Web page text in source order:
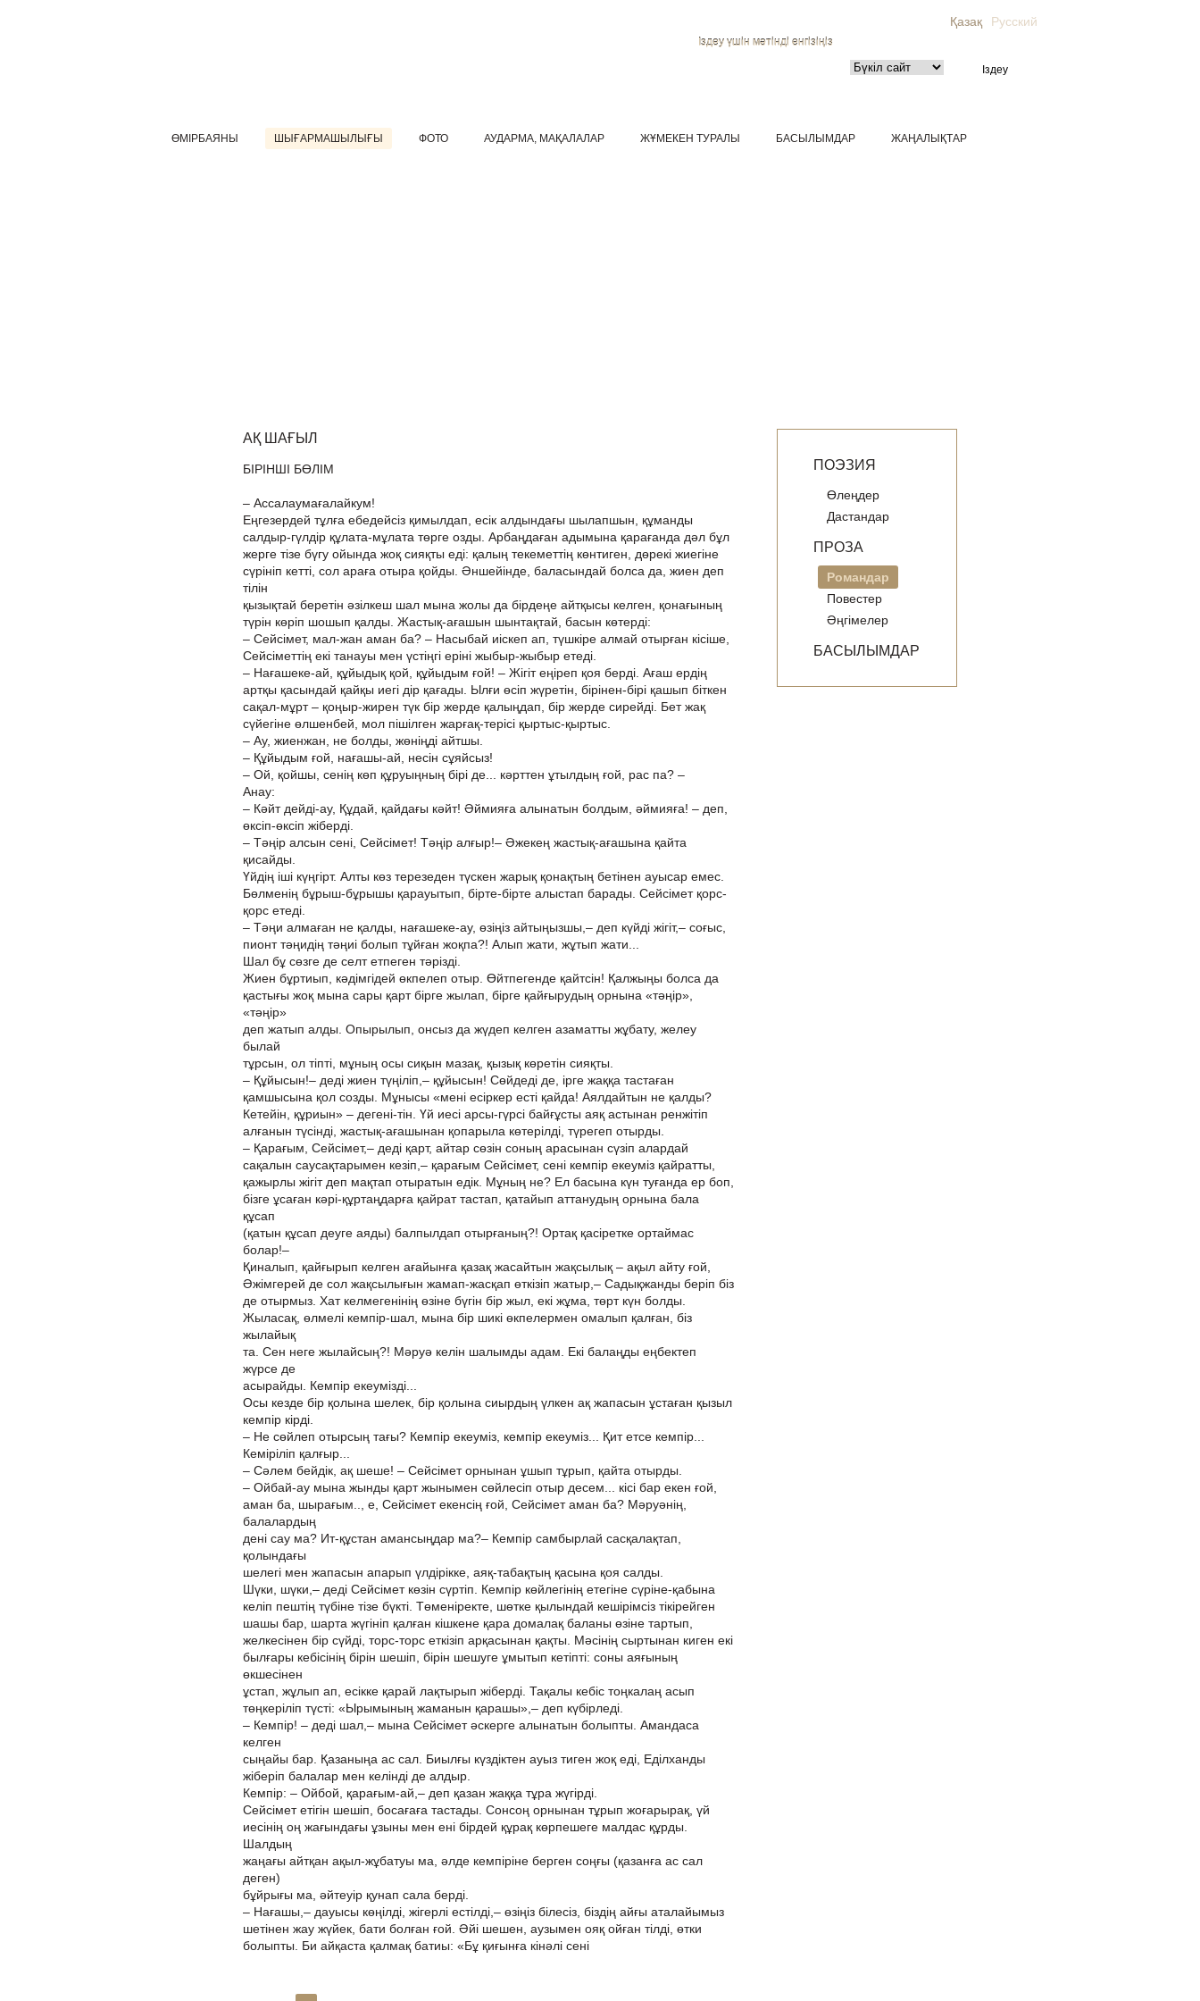
Қазақ Русский
Іздеу үшін мәтінді енгізіңіз
ӨМІРБАЯНЫ ШЫҒАРМАШЫЛЫҒЫ ФОТО АУДАРМА, МАҚАЛАЛАР ЖҰМЕКЕН ТУРАЛЫ БАСЫЛЫМДАР ЖАҢАЛЫҚТАР
ПОЭЗИЯ
Өлеңдер
Дастандар
ПРОЗА
Романдар
Повестер
Әңгімелер
БАСЫЛЫМДАР
АҚ ШАҒЫЛ
БІРІНШІ БӨЛІМ
– Ассалаумағалайкум!
Еңгезердей тұлға ебедейсіз қимылдап, есік алдындағы шылапшын, құманды
салдыр-гүлдір құлата-мұлата төрге озды. Арбаңдаған адымына қарағанда дәл бұл
жерге тізе бүгу ойында жоқ сияқты еді: қалың текеметтің көнтиген, дөрекі жиегіне
сүрініп кетті, сол араға отыра қойды. Әншейінде, баласындай болса да, жиен деп
тілін
қызықтай беретін әзілкеш шал мына жолы да бірдеңе айтқысы келген, қонағының
түрін көріп шошып қалды. Жастық-ағашын шынтақтай, басын көтерді:
– Сейсімет, мал-жан аман ба? – Насыбай иіскеп ап, түшкіре алмай отырған кісіше,
Сейсіметтің екі танауы мен үстіңгі еріні жыбыр-жыбыр етеді.
– Нағашеке-ай, құйыдық қой, құйыдым ғой! – Жігіт еңіреп қоя берді. Ағаш ердің
артқы қасындай қайқы иегі дір қағады. Ылғи өсіп жүретін, бірінен-бірі қашып біткен
сақал-мұрт – қоңыр-жирен түк бір жерде қалыңдап, бір жерде сирейді. Бет жақ
сүйегіне өлшенбей, мол пішілген жарғақ-терісі қыртыс-қыртыс.
– Ау, жиенжан, не болды, жөніңді айтшы.
– Құйыдым ғой, нағашы-ай, несін сұяйсыз!
– Ой, қойшы, сенің көп құруыңның бірі де... кәрттен ұтылдың ғой, рас па? –
Анау:
– Кәйт дейді-ау, Құдай, қайдағы кәйт! Әймияға алынатын болдым, әймияға! – деп,
өксіп-өксіп жіберді.
– Тәңір алсын сені, Сейсімет! Тәңір алғыр!– Әжекең жастық-ағашына қайта
қисайды.
Үйдің іші күңгірт. Алты көз терезеден түскен жарық қонақтың бетінен ауысар емес.
Бөлменің бұрыш-бұрышы қарауытып, бірте-бірте алыстап барады. Сейсімет қорс-
қорс етеді.
– Тәңи алмаған не қалды, нағашеке-ау, өзіңіз айтыңызшы,– деп күйді жігіт,– соғыс,
пионт тәңидің тәңиі болып тұйған жоқпа?! Алып жати, жұтып жати...
Шал бұ сөзге де селт етпеген тәрізді.
Жиен бұртиып, кәдімгідей өкпелеп отыр. Өйтпегенде қайтсін! Қалжыңы болса да
қастығы жоқ мына сары қарт бірге жылап, бірге қайғырудың орнына «тәңір»,
«тәңір»
деп жатып алды. Опырылып, онсыз да жүдеп келген азаматты жұбату, желеу
былай
тұрсын, ол тіпті, мұның осы сиқын мазақ, қызық көретін сияқты.
– Құйысын!– деді жиен түңіліп,– құйысын! Сөйдеді де, ірге жаққа тастаған
қамшысына қол созды. Мұнысы «мені есіркер есті қайда! Аялдайтын не қалды?
Кетейін, құриын» – дегені-тін. Үй иесі арсы-гүрсі байғұсты аяқ астынан ренжітіп
алғанын түсінді, жастық-ағашынан қопарыла көтерілді, түрегеп отырды.
– Қарағым, Сейсімет,– деді қарт, айтар сөзін соның арасынан сүзіп алардай
сақалын саусақтарымен кезіп,– қарағым Сейсімет, сені кемпір екеуміз қайратты,
қажырлы жігіт деп мақтап отыратын едік. Мұның не? Ел басына күн туғанда ер боп,
бізге ұсаған кәрі-құртаңдарға қайрат тастап, қатайып аттанудың орнына бала
құсап
(қатын құсап деуге аяды) балпылдап отырғаның?! Ортақ қасіретке ортаймас
болар!–
Қиналып, қайғырып келген ағайынға қазақ жасайтын жақсылық – ақыл айту ғой,
Әжімгерей де сол жақсылығын жамап-жасқап өткізіп жатыр,– Садықжанды беріп біз
де отырмыз. Хат келмегенінің өзіне бүгін бір жыл, екі жұма, төрт күн болды.
Жыласақ, өлмелі кемпір-шал, мына бір шикі өкпелермен омалып қалған, біз
жылайық
та. Сен неге жылайсың?! Мәруә келін шалымды адам. Екі балаңды еңбектеп
жүрсе де
асырайды. Кемпір екеумізді...
Осы кезде бір қолына шелек, бір қолына сиырдың үлкен ақ жапасын ұстаған қызыл
кемпір кірді.
– Не сөйлеп отырсың тағы? Кемпір екеуміз, кемпір екеуміз... Қит етсе кемпір...
Кеміріліп қалғыр...
– Сәлем бейдік, ақ шеше! – Сейсімет орнынан ұшып тұрып, қайта отырды.
– Ойбай-ау мына жынды қарт жынымен сөйлесіп отыр десем... кісі бар екен ғой,
аман ба, шырағым.., е, Сейсімет екенсің ғой, Сейсімет аман ба? Мәруәнің,
балалардың
дені сау ма? Ит-құстан амансыңдар ма?– Кемпір самбырлай сасқалақтап,
қолындағы
шелегі мен жапасын апарып үлдірікке, аяқ-табақтың қасына қоя салды.
Шүки, шүки,– деді Сейсімет көзін сүртіп. Кемпір көйлегінің етегіне сүріне-қабына
келіп пештің түбіне тізе бүкті. Төменіректе, шөтке қылындай кешірімсіз тікірейген
шашы бар, шарта жүгініп қалған кішкене қара домалақ баланы өзіне тартып,
желкесінен бір сүйді, торс-торс еткізіп арқасынан қақты. Мәсінің сыртынан киген екі
былғары кебісінің бірін шешіп, бірін шешуге ұмытып кетіпті: соны аяғының
өкшесінен
ұстап, жұлып ап, есікке қарай лақтырып жіберді. Тақалы кебіс тоңкалаң асып
төңкеріліп түсті: «Ырымының жаманын қарашы»,– деп күбірледі.
– Кемпір! – деді шал,– мына Сейсімет әскерге алынатын болыпты. Амандаса
келген
сыңайы бар. Қазаныңа ас сал. Биылғы күздіктен ауыз тиген жоқ еді, Еділханды
жіберіп балалар мен келінді де алдыр.
Кемпір: – Ойбой, қарағым-ай,– деп қазан жаққа тұра жүгірді.
Сейсімет етігін шешіп, босағаға тастады. Сонсоң орнынан тұрып жоғарырақ, үй
иесінің оң жағындағы ұзыны мен ені бірдей құрақ көрпешеге малдас құрды.
Шалдың
жаңағы айтқан ақыл-жұбатуы ма, әлде кемпіріне берген соңғы (қазанға ас сал
деген)
бұйрығы ма, әйтеуір қунап сала берді.
– Нағашы,– дауысы көңілді, жігерлі естілді,– өзіңіз білесіз, біздің айғы аталайымыз
шетінен жау жүйек, бати болған ғой. Әйі шешен, аузымен ояқ ойған тілді, өтки
болыпты. Би айқаста қалмақ батиы: «Бұ қиғынға кінәлі сені